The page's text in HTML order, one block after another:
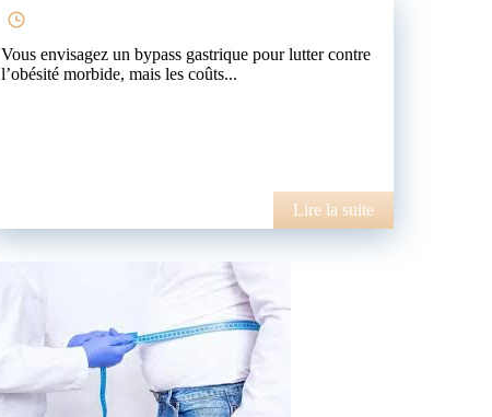
Vous envisagez un bypass gastrique pour lutter contre
l’obésité morbide, mais les coûts...
Lire la suite